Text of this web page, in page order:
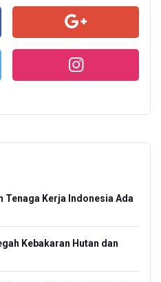
Tenaga Kerja Indonesia Ada
Kebakaran Hutan dan